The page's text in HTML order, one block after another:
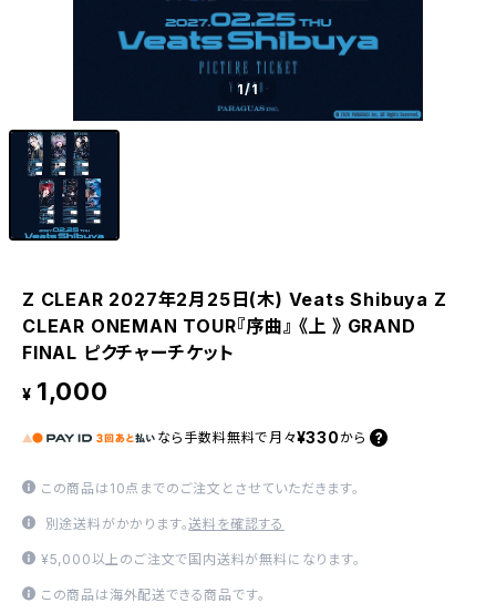
1/1
Z CLEAR 2027年2月25日(木) Veats Shibuya Z
CLEAR ONEMAN TOUR『序曲』 《上 》 GRAND
FINAL ピクチャーチケット
¥ 1,000
なら 手数料無料で 月々¥330 から
この商品は10点までのご注文とさせていただきます。
別途送料がかかります。送料を確認する
¥5,000以上のご注文で国内送料が無料になります。
この商品は海外配送できる商品です。